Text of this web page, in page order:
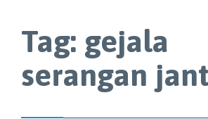
Tag: gejala
serangan